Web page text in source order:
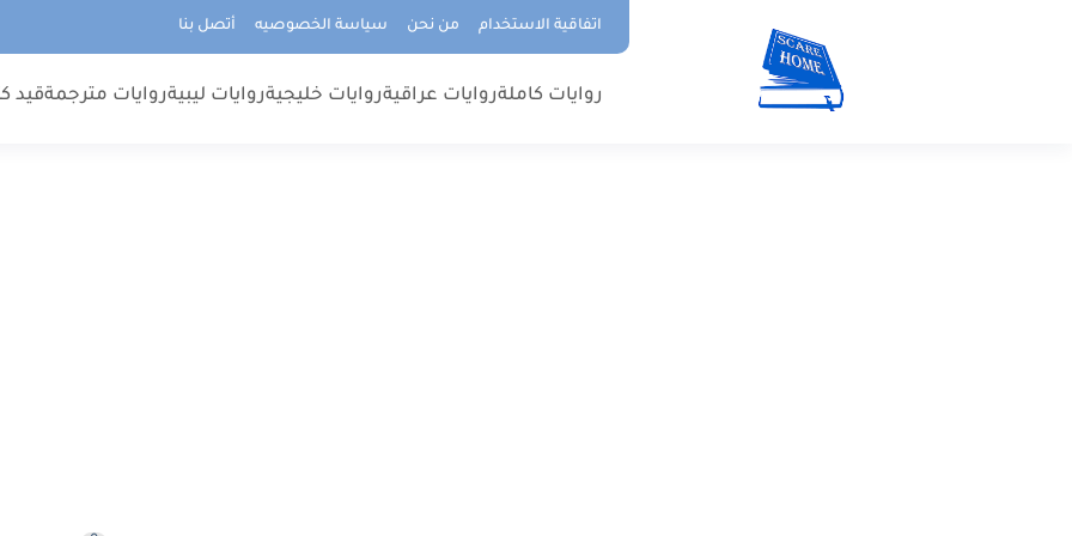
اتفاقية الاستخدام من نحن سياسة الخصوصيه أتصل بنا
روايات كاملةروايات عراقيةروايات خليجيةروايات ليبيةروايات مترجمةقيد